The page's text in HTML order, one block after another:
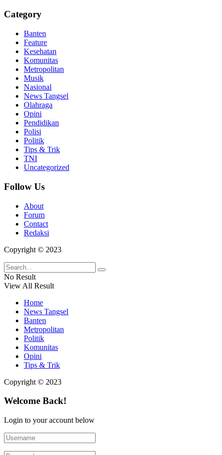
Category
Banten
Feature
Kesehatan
Komunitas
Metropolitan
Musik
Nasional
News Tangsel
Olahraga
Opini
Pendidikan
Polisi
Politik
Tips & Trik
TNI
Uncategorized
Follow Us
About
Forum
Contact
Redaksi
Copyright © 2023
No Result
View All Result
Home
News Tangsel
Banten
Metropolitan
Politik
Komunitas
Opini
Tips & Trik
Copyright © 2023
Welcome Back!
Login to your account below